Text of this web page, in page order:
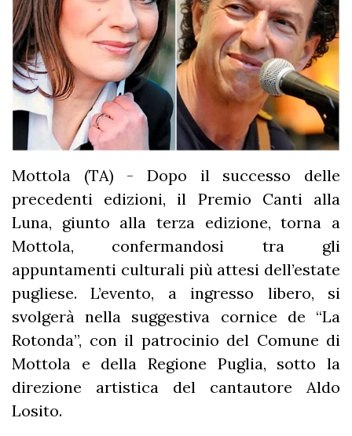
Mottola (TA) - Dopo il successo delle
precedenti edizioni, il Premio Canti alla
Luna, giunto alla terza edizione, torna a
Mottola, confermandosi tra gli
appuntamenti culturali più attesi dell’estate
pugliese. L’evento, a ingresso libero, si
svolgerà nella suggestiva cornice de “La
Rotonda”, con il patrocinio del Comune di
Mottola e della Regione Puglia, sotto la
direzione artistica del cantautore Aldo
Losito.